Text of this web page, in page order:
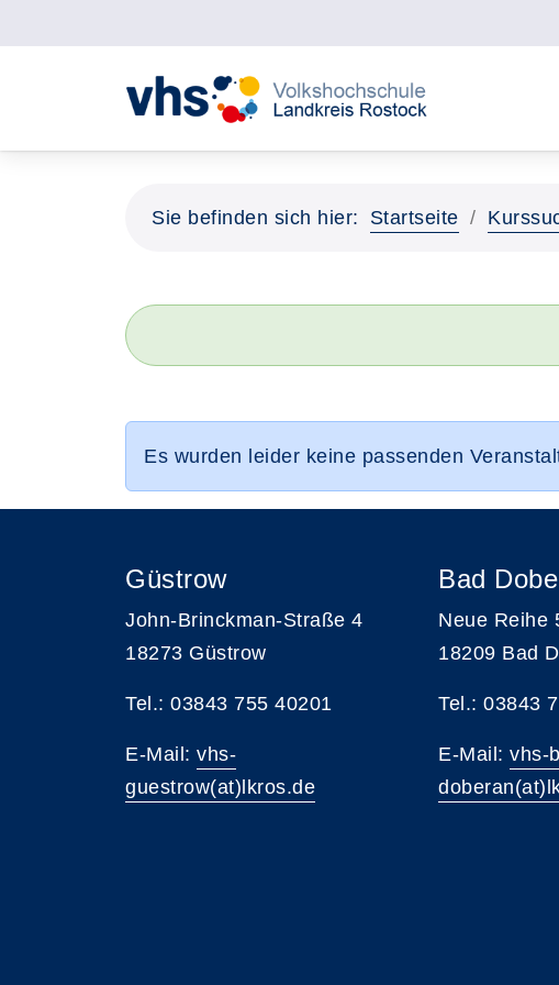
Sie befinden sich hier: Startseite
Es wurden leider keine passenden
Güstrow
John-Brinckman-Straße 4
18273 Güstrow
Tel.: 03843 755 40201
E-Mail: vhs-
guestrow(at)lkros.de
Bad
Neue Reihe
18209 Bad
Tel.: 03843
E-Mail: vhs-